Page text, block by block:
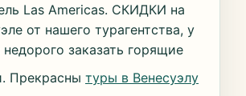
Las Americas. СКИДКИ на
от нашего турагентства, у
заказать горящие
Прекрасны туры в Венесуэлу